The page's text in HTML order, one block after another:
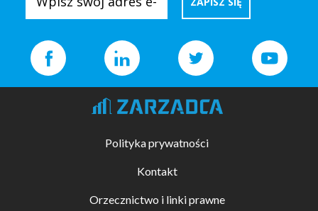
Polityka prywatności
Kontakt
Orzecznictwo i linki prawne